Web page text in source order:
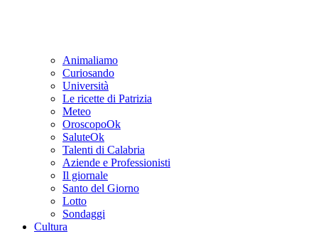
Animaliamo
Curiosando
Università
Le ricette di Patrizia
Meteo
OroscopoOk
SaluteOk
Talenti di Calabria
Aziende e Professionisti
Il giornale
Santo del Giorno
Lotto
Sondaggi
Cultura